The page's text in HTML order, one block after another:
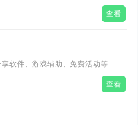
优秀的网站及资源。及时收录影
分类的网址和内容,让您的网络生查看
软件、游戏辅助、免费活动等其
查看